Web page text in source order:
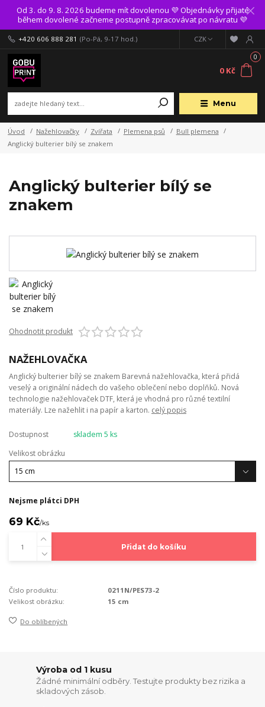
Od 3. do 9. 8. 2026 budeme mít dovolenou 💜 Objednávky přijaté
během dovolené začneme postupně zpracovávat po návratu 💜
Menu
CZK
+420 606 888 281 (Po-Pá, 9-17 hod.)
0
0 Kč
Úvod Nažehlovačky Zvířata Plemena psů
Bull plemena
Anglický bulterier bílý se znakem
Anglický bulterier bílý se
znakem
Ohodnotit produkt
NAŽEHLOVAČKA
Anglický bulterier bílý se znakem Barevná nažehlovačka, která přidá
veselý a originální nádech do vašeho oblečení nebo doplňků. Nová
technologie nažehlovaček DTF, která je vhodná pro různé textilní
materiály. Lze nažehlit i na papír a karton. celý popis
Dostupnost
skladem 5 ks
Velikost obrázku
Nejsme plátci DPH
69 Kč/ks
Přidat do košíku
Číslo produktu:
0211N/PES73-2
Velikost obrázku:
15 cm
Do oblíbených
Výroba od 1 kusu
Žádné minimální odběry. Testujte produkty bez rizika a
skladových zásob.